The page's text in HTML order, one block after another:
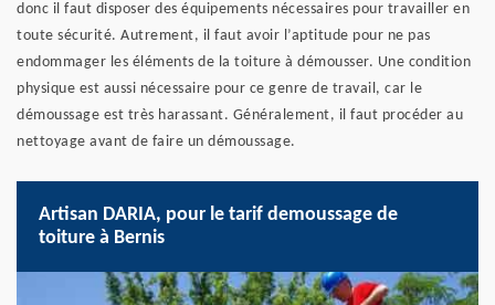
donc il faut disposer des équipements nécessaires pour travailler en
toute sécurité. Autrement, il faut avoir l’aptitude pour ne pas
endommager les éléments de la toiture à démousser. Une condition
physique est aussi nécessaire pour ce genre de travail, car le
démoussage est très harassant. Généralement, il faut procéder au
nettoyage avant de faire un démoussage.
Artisan DARIA, pour le tarif demoussage de
toiture à Bernis